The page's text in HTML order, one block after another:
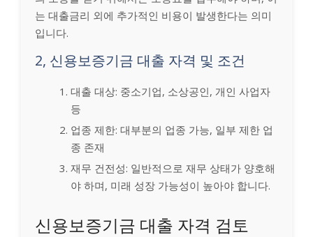
는 대출금리 외에 추가적인 비용이 발생한다는 의미
입니다.
2, 신용보증기금 대출 자격 및 조건
대출 대상: 중소기업, 소상공인, 개인 사업자
등
업종 제한: 대부분의 업종 가능, 일부 제한 업
종 존재
재무 건전성: 일반적으로 재무 상태가 양호해
야 하며, 미래 성장 가능성이 높아야 합니다.
신용보증기금 대출 자격 검토